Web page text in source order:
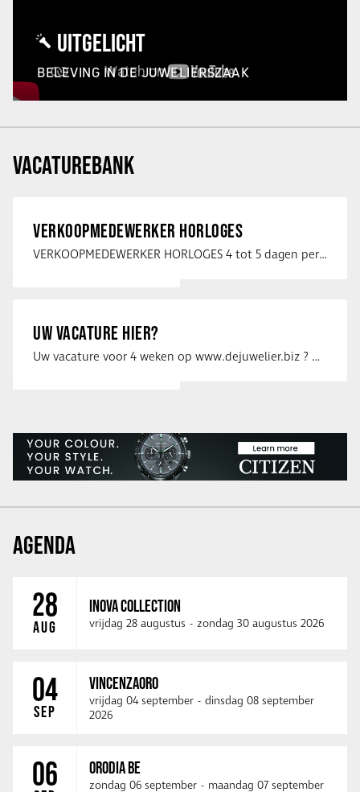
UITGELICHT
BELEVING IN DE JUWELIERSZAAK
VACATUREBANK
VERKOOPMEDEWERKER HORLOGES
VERKOOPMEDEWERKER HORLOGES 4 tot 5 dagen per week Heb jij een passie voor …
UW VACATURE HIER?
Uw vacature voor 4 weken op www.dejuwelier.biz ? Neem dan contact op met …
AGENDA
28
AUG
INOVA COLLECTION
vrijdag 28 augustus - zondag 30 augustus 2026
04
SEP
VINCENZAORO
vrijdag 04 september - dinsdag 08 september
2026
06 ORODIA BE
zondag 06 september - maandag 07 september